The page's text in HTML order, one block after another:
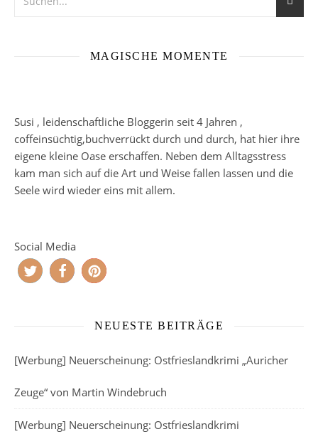
MAGISCHE MOMENTE
Susi , leidenschaftliche Bloggerin seit 4 Jahren ,
coffeinsüchtig,buchverrückt durch und durch, hat hier ihre
eigene kleine Oase erschaffen. Neben dem Alltagsstress
kam man sich auf die Art und Weise fallen lassen und die
Seele wird wieder eins mit allem.
Social Media
NEUESTE BEITRÄGE
[Werbung] Neuerscheinung: Ostfrieslandkrimi „Auricher
Zeuge“ von Martin Windebruch
[Werbung] Neuerscheinung: Ostfrieslandkrimi